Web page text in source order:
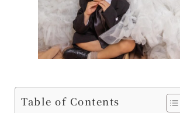
Table of Contents